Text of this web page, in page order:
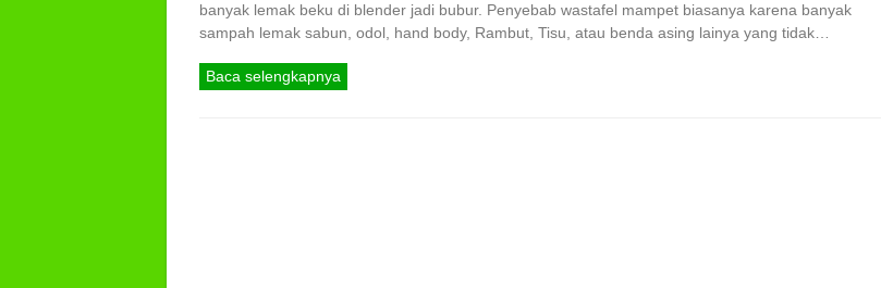
banyak lemak beku di blender jadi bubur. Penyebab wastafel mampet biasanya karena banyak
sampah lemak sabun, odol, hand body, Rambut, Tisu, atau benda asing lainya yang tidak…
Baca selengkapnya